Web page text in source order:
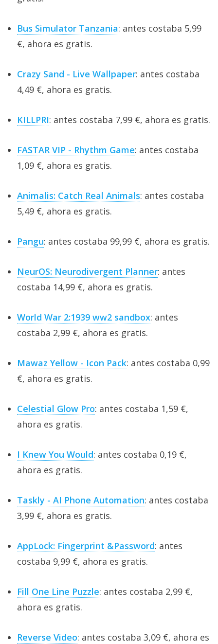
Bus Simulator Tanzania: antes costaba 5,99
€, ahora es gratis.
Crazy Sand - Live Wallpaper: antes costaba
4,49 €, ahora es gratis.
KILLPRI: antes costaba 7,99 €, ahora es gratis.
FASTAR VIP - Rhythm Game: antes costaba
1,09 €, ahora es gratis.
Animalis: Catch Real Animals: antes costaba
5,49 €, ahora es gratis.
Pangu: antes costaba 99,99 €, ahora es gratis.
NeurOS: Neurodivergent Planner: antes
costaba 14,99 €, ahora es gratis.
World War 2:1939 ww2 sandbox: antes
costaba 2,99 €, ahora es gratis.
Mawaz Yellow - Icon Pack: antes costaba 0,99
€, ahora es gratis.
Celestial Glow Pro: antes costaba 1,59 €,
ahora es gratis.
I Knew You Would: antes costaba 0,19 €,
ahora es gratis.
Taskly - AI Phone Automation: antes costaba
3,99 €, ahora es gratis.
AppLock: Fingerprint &Password: antes
costaba 9,99 €, ahora es gratis.
Fill One Line Puzzle: antes costaba 2,99 €,
ahora es gratis.
Reverse Video: antes costaba 3,09 €, ahora es